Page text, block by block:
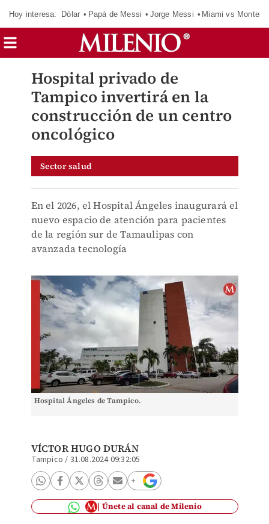
Hoy interesa: Dólar Papá de Messi Jorge Messi Miami vs
Hospital privado de
Tampico invertirá en la
construcción de un centro
oncológico
Sector salud
En el 2026, el Hospital Ángeles inaugurará el
nuevo espacio de atención para pacientes
de la región sur de Tamaulipas con
avanzada tecnología
Hospital Ángeles de Tampico.
VÍCTOR HUGO DURÁN
Tampico / 31.08.2024 09:32:05
Únete al canal de Milenio